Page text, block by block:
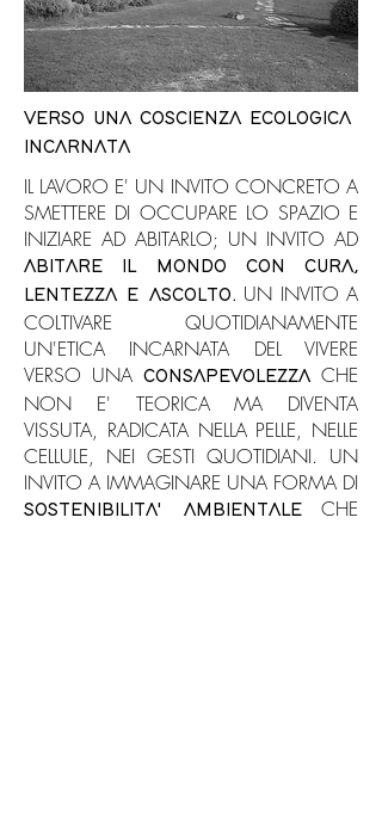
VERSO UNA COSCIENZA ECOLOGICA
INCARNATA
IL LAVORO E' UN INVITO CONCRETO A
SMETTERE DI OCCUPARE LO SPAZIO E
INIZIARE AD ABITARLO; UN INVITO AD
ABITARE IL MONDO CON CURA,
LENTEZZA E ASCOLTO. UN INVITO A
COLTIVARE QUOTIDIANAMENTE
UN'ETICA INCARNATA DEL VIVERE
VERSO UNA CONSAPEVOLEZZA CHE
NON E' TEORICA MA DIVENTA
VISSUTA, RADICATA NELLA PELLE, NELLE
CELLULE, NEI GESTI QUOTIDIANI. UN
INVITO A IMMAGINARE UNA FORMA DI
SOSTENIBILITA' AMBIENTALECHE